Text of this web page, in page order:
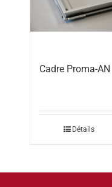
Cadre Proma-AN
Détails